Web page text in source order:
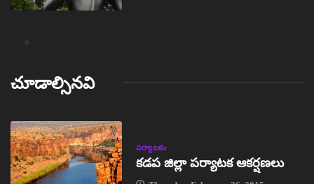
చూడాల్సినవి
పర్యాటకం
కడప జిల్లా పర్యాటక ఆకర్షణలు